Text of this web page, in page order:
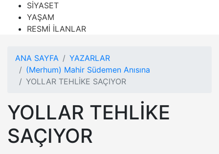
SİYASET
YAŞAM
RESMİ İLANLAR
ANA SAYFA
YAZARLAR
(Merhum) Mahir Südemen Anısına
YOLLAR TEHLİKE SAÇIYOR
YOLLAR TEHLİKE
SAÇIYOR